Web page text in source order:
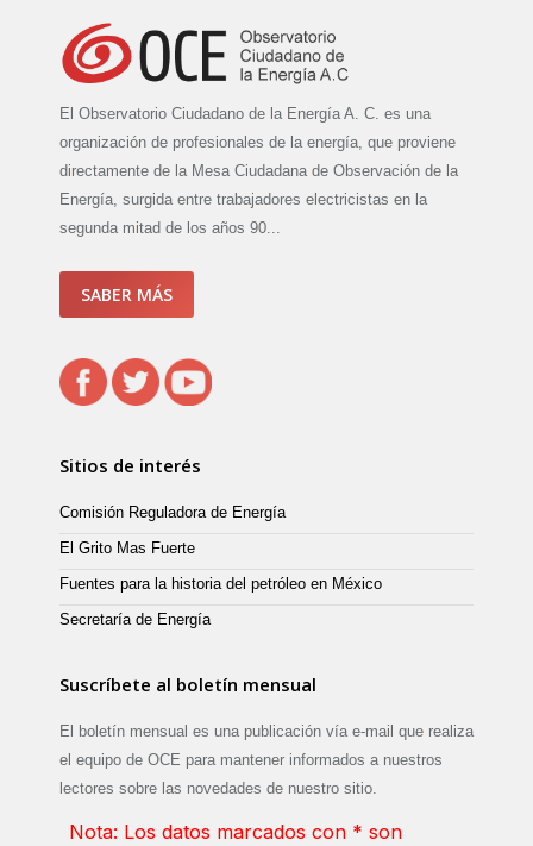
El Observatorio Ciudadano de la Energía A. C. es una
organización de profesionales de la energía, que proviene
directamente de la Mesa Ciudadana de Observación de la
Energía, surgida entre trabajadores electricistas en la
segunda mitad de los años 90...
SABER MÁS
Sitios de interés
Comisión Reguladora de Energía
El Grito Mas Fuerte
Fuentes para la historia del petróleo en México
Secretaría de Energía
Suscríbete al boletín mensual
El boletín mensual es una publicación vía e-mail que realiza
el equipo de OCE para mantener informados a nuestros
lectores sobre las novedades de nuestro sitio.